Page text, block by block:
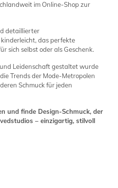
im Online-Shop zur
detaillierter
das perfekte
sich selbst oder als Geschenk.
Leidenschaft gestaltet wurde
Trends der Mode-Metropolen
Schmuck für jeden
und finde Design-Schmuck, der
– einzigartig, stilvoll